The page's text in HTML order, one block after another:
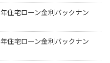
住宅ローン金利バックナン
住宅ローン金利バックナン